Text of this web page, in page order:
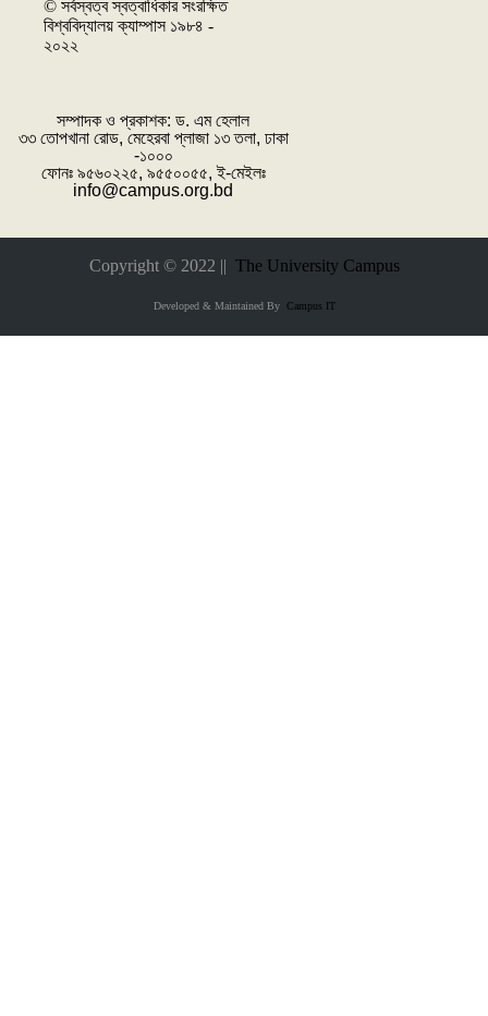
© সর্বস্বত্ব স্বত্বাধিকার সংরক্ষিত
বিশ্ববিদ্যালয় ক্যাম্পাস ১৯৮৪ -
২০২২
সম্পাদক ও প্রকাশক: ‌ড. এম হেলাল
৩৩ তোপখানা রোড, মেহেরবা প্লাজা ১৩ তলা, ঢাকা
-১০০০
ফোনঃ ৯৫৬০২২৫, ৯৫৫০০৫৫, ই-মেইলঃ
info@campus.org.bd
Copyright © 2022 || The University Campus
Developed & Maintained ByCampus IT